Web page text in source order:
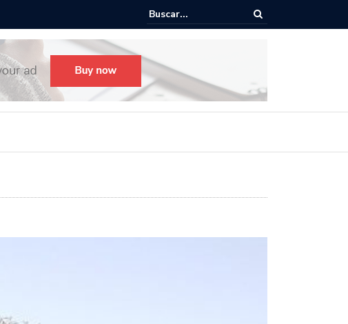
Todo listo para el Festival Desfile Día de Muertos 2025 en Guadalajara